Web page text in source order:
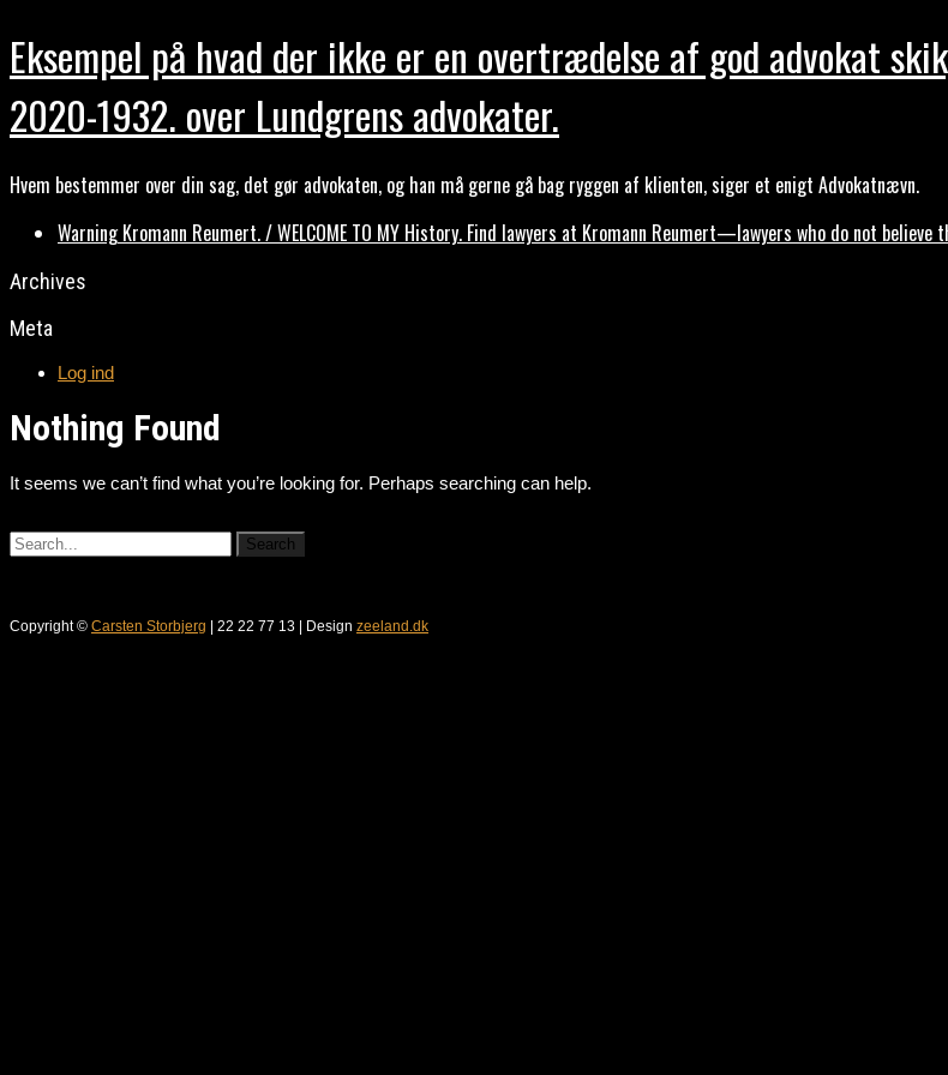
Eksempel på hvad der ikke er en overtrædelse af god advokat
2020-1932. over Lundgrens advokater.
Hvem bestemmer over din sag, det gør advokaten, og han må gerne gå bag ryggen af klienten, siger et enigt Advokatnævn.
Warning Kromann Reumert. / WELCOME TO MY History. Find lawyers at Kromann Reumert—lawyers who do not
Archives
Meta
Log ind
Nothing Found
It seems we can’t find what you’re looking for. Perhaps searching can help.
Copyright © Carsten Storbjerg | 22 22 77 13 | Design zeeland.dk